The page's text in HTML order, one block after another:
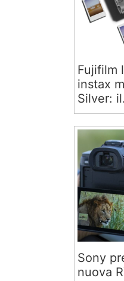
Fujifilm
instax
Silver:
Sony
nuova